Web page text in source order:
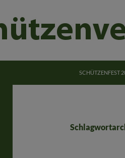
Neuwarendorf e.V.
SCHÜTZENFEST